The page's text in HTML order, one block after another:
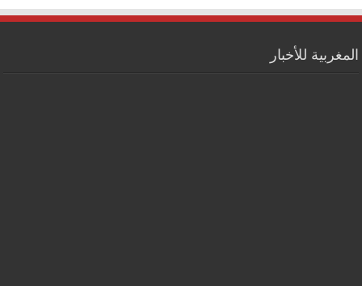
المغربية للأخبار